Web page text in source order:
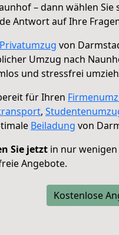
– dann wählen
Antwort auf Ihre
Privatumzug von
Umzug nach
und stressfrei
für Ihren
,
Beiladung von
Sie jetzt in nur
Angebote.
Kostenlose